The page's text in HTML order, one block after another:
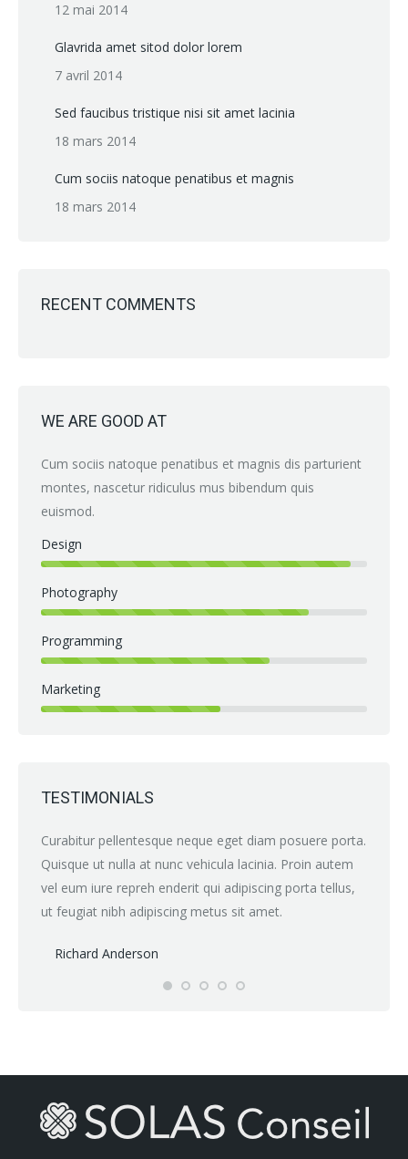
12 mai 2014
Glavrida amet sitod dolor lorem
7 avril 2014
Sed faucibus tristique nisi sit amet lacinia
18 mars 2014
Cum sociis natoque penatibus et magnis
18 mars 2014
RECENT COMMENTS
WE ARE GOOD AT
Cum sociis natoque penatibus et magnis dis parturient
montes, nascetur ridiculus mus bibendum quis
euismod.
Design
Photography
Programming
Marketing
TESTIMONIALS
Curabitur pellentesque neque eget diam posuere porta.
Quisque ut nulla at nunc vehicula lacinia. Proin autem
vel eum iure repreh enderit qui adipiscing porta tellus,
ut feugiat nibh adipiscing metus sit amet.
Richard Anderson